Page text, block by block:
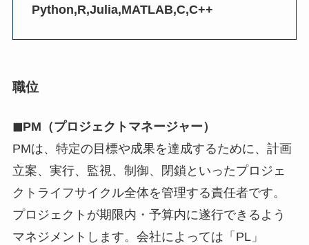
Python,R,Julia,MATLAB,C,C++
職位
◼︎PM（プロジェクトマネージャー）
PMは、特定の目標や成果を達成するために、計画
立案、実行、監視、制御、閉鎖といったプロジェ
クトライフサイクル全体を管理する責任者です。
プロジェクトが期限内・予算内に遂行できるよう
マネジメントします。会社によっては「PL」